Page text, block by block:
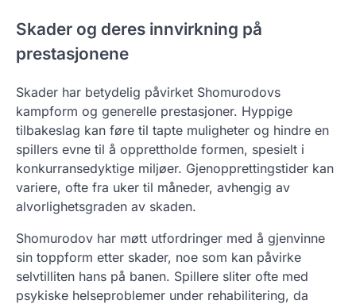
Skader og deres innvirkning på
prestasjonene
Skader har betydelig påvirket Shomurodovs
kampform og generelle prestasjoner. Hyppige
tilbakeslag kan føre til tapte muligheter og hindre en
spillers evne til å opprettholde formen, spesielt i
konkurransedyktige miljøer. Gjenopprettingstider kan
variere, ofte fra uker til måneder, avhengig av
alvorlighetsgraden av skaden.
Shomurodov har møtt utfordringer med å gjenvinne
sin toppform etter skader, noe som kan påvirke
selvtilliten hans på banen. Spillere sliter ofte med
psykiske helseproblemer under rehabilitering, da